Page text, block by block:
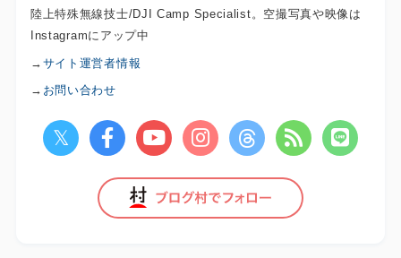
陸上特殊無線技士/DJI Camp Specialist。空撮写真や映像は
Instagramにアップ中
→ サイト運営者情報
→ お問い合わせ